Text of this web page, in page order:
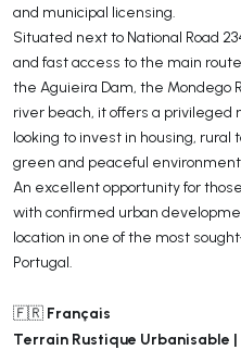
and municipal licensing.
Situated next to National Road
and fast access to the main
the Aguieira Dam, the Mondego
river beach, it offers a
looking to invest in housing,
green and peaceful
An excellent opportunity for
with confirmed urban
location in one of the most
Portugal.
🇫🇷 Français
Terrain Rustique Urbanisable